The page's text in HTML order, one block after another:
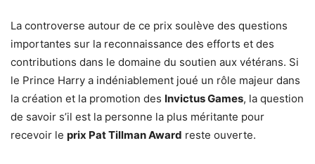
La controverse autour de ce prix soulève des questions
importantes sur la reconnaissance des efforts et des
contributions dans le domaine du soutien aux vétérans. Si
le Prince Harry a indéniablement joué un rôle majeur dans
la création et la promotion des Invictus Games, la question
de savoir s’il est la personne la plus méritante pour
recevoir le prix Pat Tillman Award reste ouverte.